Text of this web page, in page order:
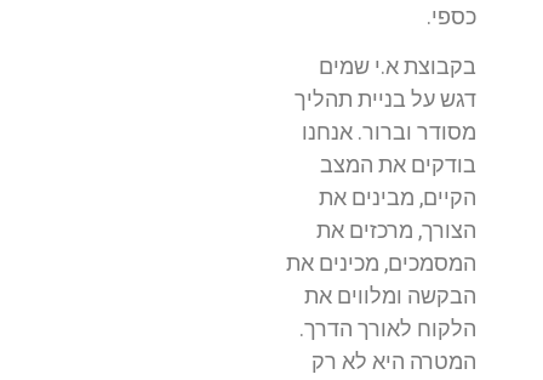
כספי.
בקבוצת א.י שמים
דגש על בניית תהליך
מסודר וברור. אנחנו
בודקים את המצב
הקיים, מבינים את
הצורך, מרכזים את
המסמכים, מכינים את
הבקשה ומלווים את
הלקוח לאורך הדרך.
המטרה היא לא רק